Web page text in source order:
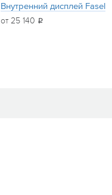
Внутренний дисплей Fasel
от 25 140 i